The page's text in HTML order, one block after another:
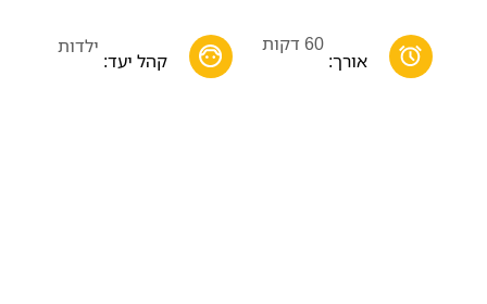
אורך:
60 דקות
קהל יעד:
ילדות